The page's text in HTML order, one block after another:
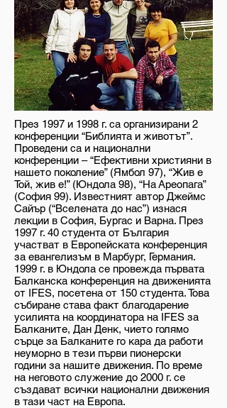
През 1997 и 1998 г. са организирани 2
конференции “Библията и животът”.
Проведени са и национални
конференции – “Ефективни християни в
нашето поколение” (Ямбол 97), “Жив е
Той, жив е!” (Юндола 98), “На Ареопага”
(София 99). Известният автор Джеймс
Сайър (“Вселената до нас”) изнася
лекции в София, Бургас и Варна. През
1997 г. 40 студента от България
участват в Европейската конференция
за евангелизъм в Марбург, Германия.
1999 г. в Юндола се провежда първата
Балканска конференция на движенията
от IFES, посетена от 150 студента. Това
събиране става факт благодарение
усилията на координатора на IFES за
Балканите, Дан Денк, чието голямо
сърце за Балканите го кара да работи
неуморно в тези първи пионерски
години за нашите движения. По време
на неговото служение до 2000 г. се
създават всички национални движения
в тази част на Европа.